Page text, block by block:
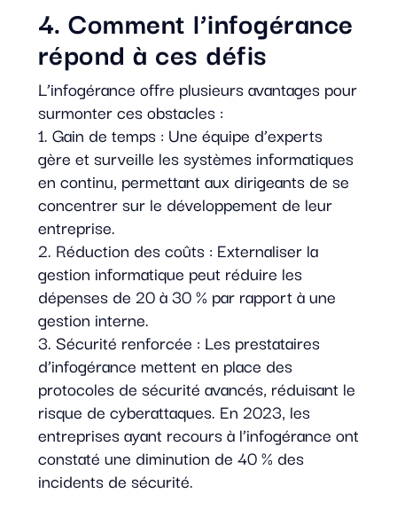
4. Comment l’infogérance
répond à ces défis
L’infogérance offre plusieurs avantages pour
surmonter ces obstacles :
Gain de temps : Une équipe d’experts
gère et surveille les systèmes informatiques
en continu, permettant aux dirigeants de se
concentrer sur le développement de leur
entreprise.
Réduction des coûts : Externaliser la
gestion informatique peut réduire les
dépenses de 20 à 30 % par rapport à une
gestion interne.
Sécurité renforcée : Les prestataires
d’infogérance mettent en place des
protocoles de sécurité avancés, réduisant le
risque de cyberattaques. En 2023, les
entreprises ayant recours à l’infogérance ont
constaté une diminution de 40 % des
incidents de sécurité.